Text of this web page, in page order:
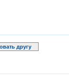
другу